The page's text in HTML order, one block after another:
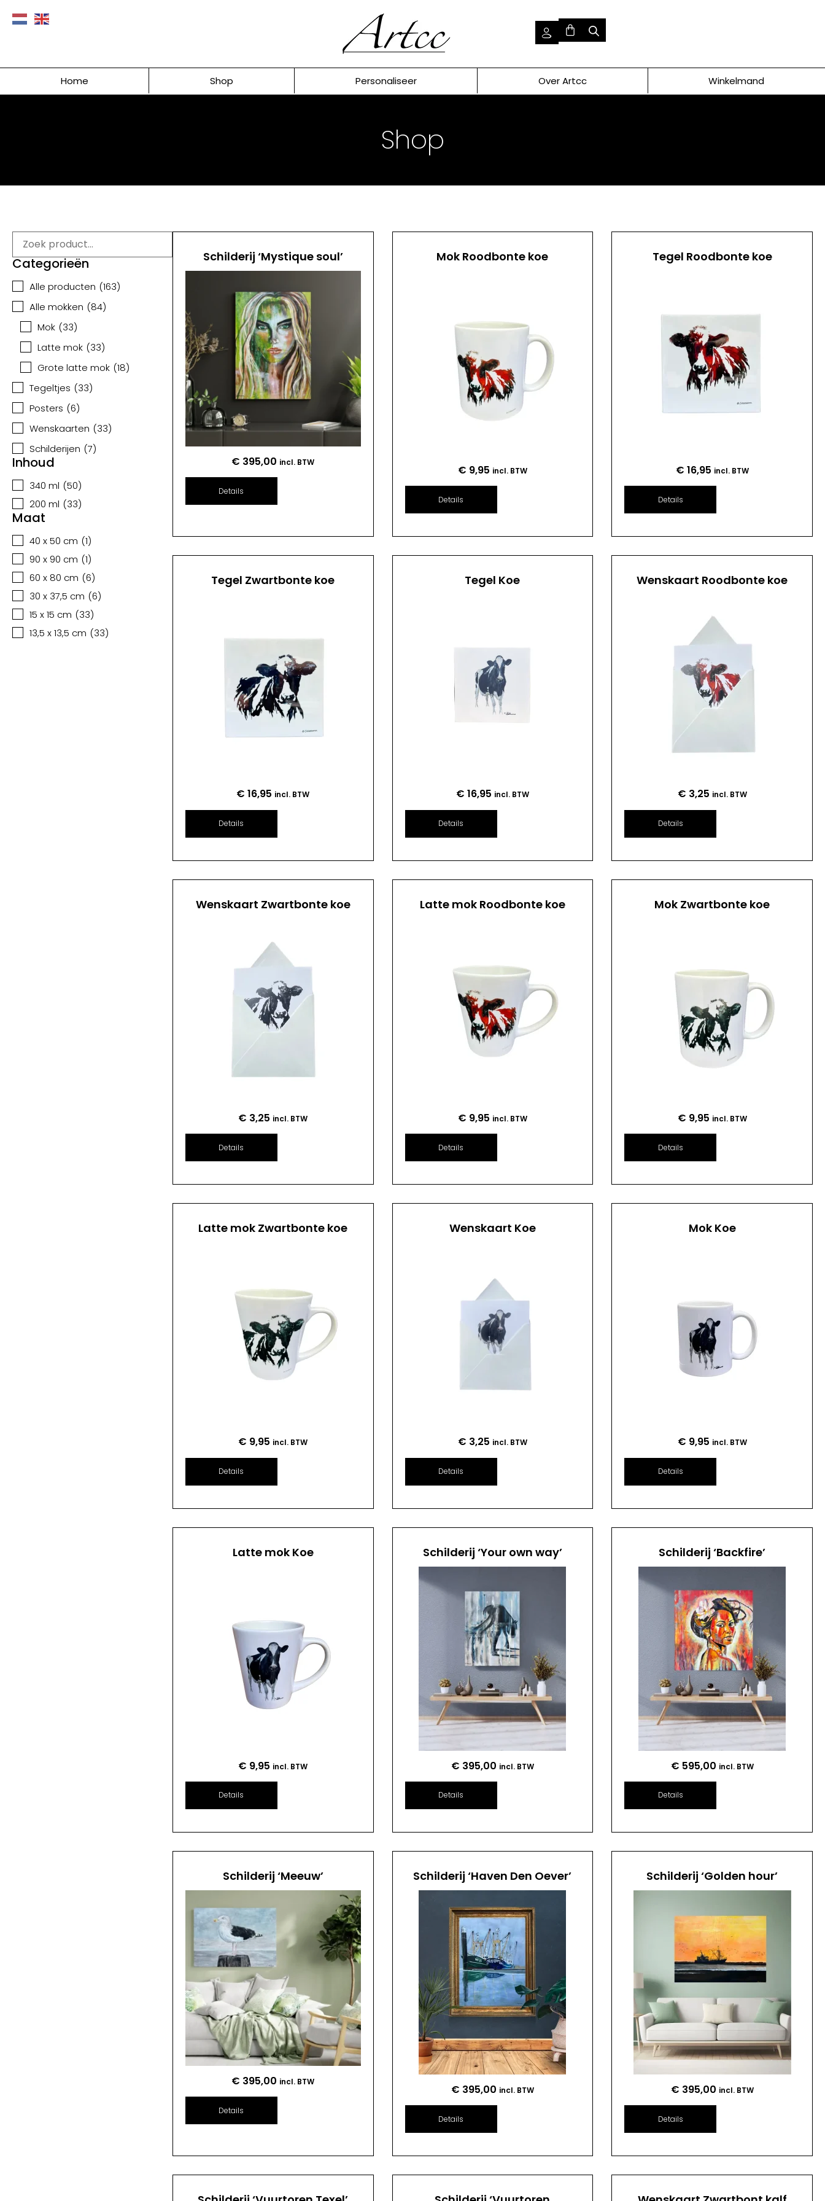
Home Shop Personaliseer Over Artcc Winkelmand
Shop
Categorieën
Alle producten (163)
Alle mokken (84)
Mok (33)
Latte mok (33)
Grote latte mok (18)
Tegeltjes (33)
Posters (6)
Wenskaarten (33)
Schilderijen (7)
Inhoud
340 ml (50)
200 ml (33)
Maat
40 x 50 cm (1)
90 x 90 cm (1)
60 x 80 cm (6)
30 x 37,5 cm (6)
15 x 15 cm (33)
13,5 x 13,5 cm (33)
Schilderij ‘Mystique soul’
€ 395,00 incl. BTW
Details
Mok Roodbonte koe
€ 9,95 incl. BTW
Details
Tegel Roodbonte koe
€ 16,95 incl. BTW
Details
Tegel Zwartbonte koe
€ 16,95 incl. BTW
Details
Tegel Koe
€ 16,95 incl. BTW
Details
Wenskaart Roodbonte koe
€ 3,25 incl. BTW
Details
Wenskaart Zwartbonte koe
€ 3,25 incl. BTW
Details
Latte mok Roodbonte koe
€ 9,95 incl. BTW
Details
Mok Zwartbonte koe
€ 9,95 incl. BTW
Details
Latte mok Zwartbonte koe
€ 9,95 incl. BTW
Details
Wenskaart Koe
€ 3,25 incl. BTW
Details
Mok Koe
€ 9,95 incl. BTW
Details
Latte mok Koe
€ 9,95 incl. BTW
Details
Schilderij ‘Your own way’
€ 395,00 incl. BTW
Details
Schilderij ‘Backfire’
€ 595,00 incl. BTW
Details
Schilderij ‘Meeuw’
€ 395,00 incl. BTW
Details
Schilderij ‘Haven Den Oever’
€ 395,00 incl. BTW
Details
Schilderij ‘Golden hour’
€ 395,00 incl. BTW
Details